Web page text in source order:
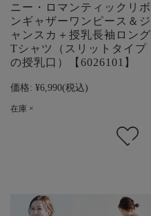
ニー・ロマンティックリボ
ンギャザーワンピース＆ジ
ャンスカ＋授乳長袖ロング
Tシャツ（スリットタイプ
の授乳口）【6026101】
価格: ¥6,990(税込)
在庫 ×